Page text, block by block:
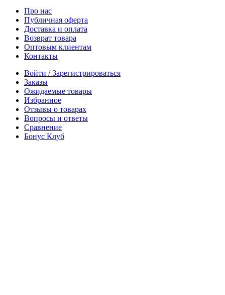
Про нас
Публичная оферта
Доставка и оплата
Возврат товара
Оптовым клиентам
Контакты
Войти / Зарегистрироваться
Заказы
Ожидаемые товары
Избранное
Отзывы о товарах
Вопросы и ответы
Сравнение
Бонус Клуб